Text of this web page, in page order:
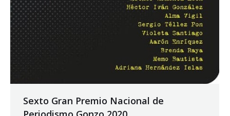
Sexto Gran Premio Nacional de